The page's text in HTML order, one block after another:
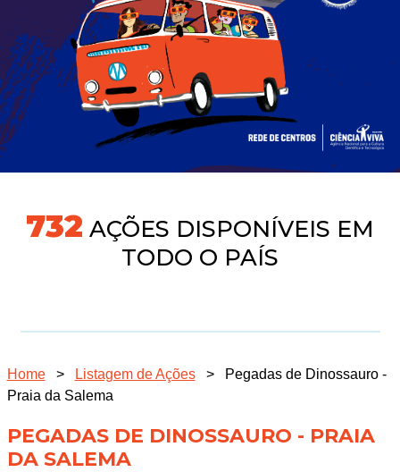
775 AÇÕES DISPONÍVEIS EM
TODO O PAÍS
Home > Listagem de Ações >
Pegadas de Dinossauro -
Praia da Salema
PEGADAS DE DINOSSAURO - PRAIA
DA SALEMA